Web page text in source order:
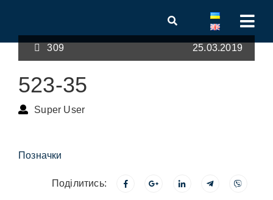
309 25.03.2019
523-35
Super User
Позначки
Поділитись: